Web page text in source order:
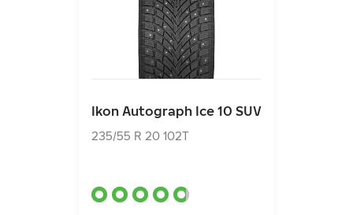
Ikon Autograph Ice 10 SUV
235/55 R 20 102T
235/55 R 20 102T
от25120.00₽